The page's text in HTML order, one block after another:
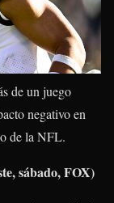
de un juego
negativo en
de la NFL.
sábado, FOX)